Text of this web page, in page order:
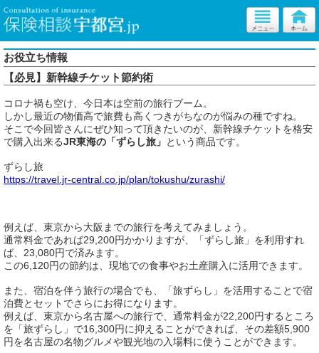
お役立ち情報
【必見】新幹線チケット節約術
コロナ禍も空け、今日本は空前の旅行ブーム。
しかし最近の物価高で旅費も高くつきがちなのが悩みの種ですね。
そこで今回皆さんにぜひ知って頂きたいのが、新幹線チケットを格安
で購入出来るJR東海の「ずらし旅」 という商品です。
ずらし旅
https://travel.jr-central.co.jp/plan/tokushu/zurashi/
例えば、東京から大阪までの旅行を考えてみましょう。
通常料金であれば29,200円かかりますが、「ずらし旅」を利用すれ
ば、23,080円で済みます。
この6,120円の節約は、現地での食事やお土産購入に活用できます。
また、宿泊を伴う旅行の場合でも、「旅ずらし」を活用することで宿
泊費とセットでさらにお得になります。
例えば、東京から名古屋への旅行で、通常料金が22,200円するところ
を「旅ずらし」で16,300円に抑えることができれば、その差額5,900
円を名古屋の名物グルメや観光地の入場料に使うことができます。